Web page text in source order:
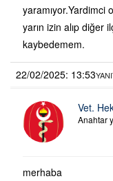
yaramıyor.Yardimci
yarın izin alıp diğer
kaybedemem.
22/02/2025: 13:53
Vet.
Anahtar
merhaba